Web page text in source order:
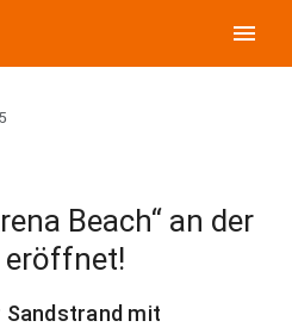
menu
Beach“ an der
eröffnet!
Sandstrand mit